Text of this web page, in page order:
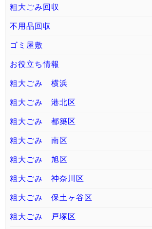
粗大ごみ回収
不用品回収
ゴミ屋敷
お役立ち情報
粗大ごみ 横浜
粗大ごみ 港北区
粗大ごみ 都築区
粗大ごみ 南区
粗大ごみ 旭区
粗大ごみ 神奈川区
粗大ごみ 保土ヶ谷区
粗大ごみ 戸塚区